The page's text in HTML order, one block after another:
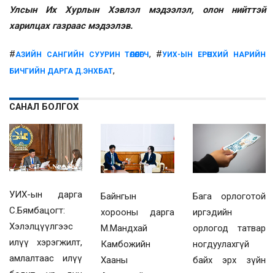
Улсын Их Хурлын Хэвлэл мэдээлэл, олон нийттэй
харилцах газраас мэдээлэв.
#АЗИЙН САНГИЙН СУУРИН ТӨЛӨӨЛӨГЧ , #УИХ-ЫН ЕРӨНХИЙ НАРИЙН
БИЧГИЙН ДАРГА Д.ЭНХБАТ,
САНАЛ БОЛГОХ
УИХ-ын дарга
С.Бямбацогт:
Хэлэлцүүлгээс
илүү хэрэгжилт,
амлалтаас илүү
Байнгын
хорооны дарга
М.Мандхай
Камбожийн
Хааны
Бага орлоготой
иргэдийн
орлогод татвар
ногдуулахгүй
байх эрх зүйн